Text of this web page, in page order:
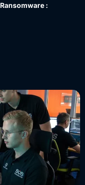
Ransomware :